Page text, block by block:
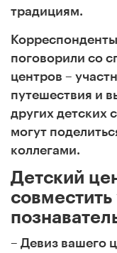
традициям.
поговорили со
центров –
путешествия и
других детских
могут
коллегами.
Детский
совместить
– Девиз вашего